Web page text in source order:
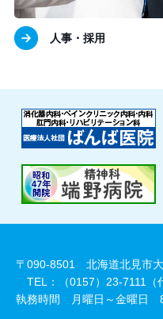
人事・採用
〒090-8501 北海道北見市大
TEL：（0157）23-7111（
執務時間 月曜日～金曜日